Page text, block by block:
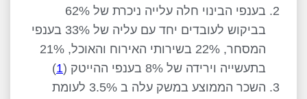
בענפי הבינוי חלה עלייה ניכרת של 62%
בביקוש לעובדים יחד עם עליה של 33% בענפי
המסחר, 22% בשירותי האירוח והאוכל, 21%
בתעשייה וירידה של 8% בענפי ההייטק (
1
)
השכר הממוצע במשק עלה ב 3.5% לעומת